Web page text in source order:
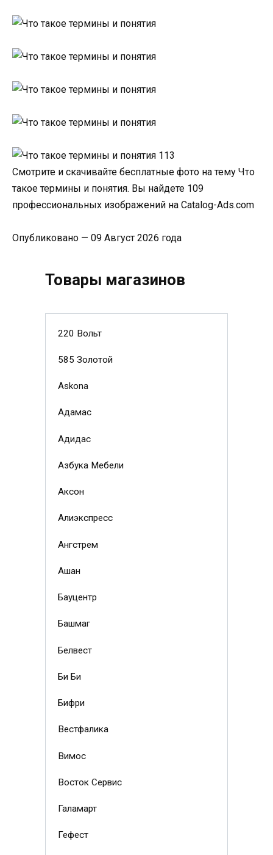
Смотрите и скачивайте бесплатные фото на тему Что
такое термины и понятия. Вы найдете 109
профессиональных изображений на Catalog-Ads.com
Опубликовано — 09 Август 2026 года
Товары магазинов
220 Вольт
585 Золотой
Askona
Адамас
Адидас
Азбука Мебели
Аксон
Алиэкспресс
Ангстрем
Ашан
Бауцентр
Башмаг
Белвест
Би Би
Бифри
Вестфалика
Вимос
Восток Сервис
Галамарт
Гефест